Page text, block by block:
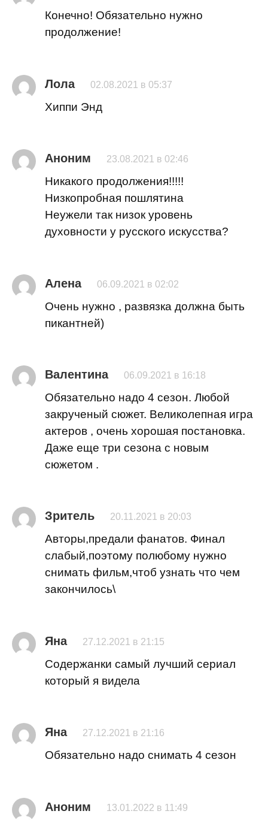
Конечно! Обязательно нужно
продолжение!
Лола 02.08.2021 в 05:37
Хиппи Энд
Аноним 23.08.2021 в 02:46
Никакого продолжения!!!!!
Низкопробная пошлятина
Неужели так низок уровень
духовности у русского искусства?
Алена 06.09.2021 в 02:02
Очень нужно , развязка должна быть
пикантней)
Валентина 06.09.2021 в 16:18
Обязательно надо 4 сезон. Любой
закрученый сюжет. Великолепная игра
актеров , очень хорошая постановка.
Даже еще три сезона с новым
сюжетом .
Зритель 20.11.2021 в 20:03
Авторы,предали фанатов. Финал
слабый,поэтому полюбому нужно
снимать фильм,чтоб узнать что чем
закончилось\
Яна 27.12.2021 в 21:15
Содержанки самый лучший сериал
который я видела
Яна 27.12.2021 в 21:16
Обязательно надо снимать 4 сезон
Аноним 13.01.2022 в 11:49